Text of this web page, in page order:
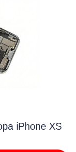
iPhone XS